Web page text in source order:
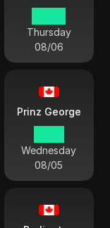
Thursday
08/06
Prinz George
Wednesday
08/05